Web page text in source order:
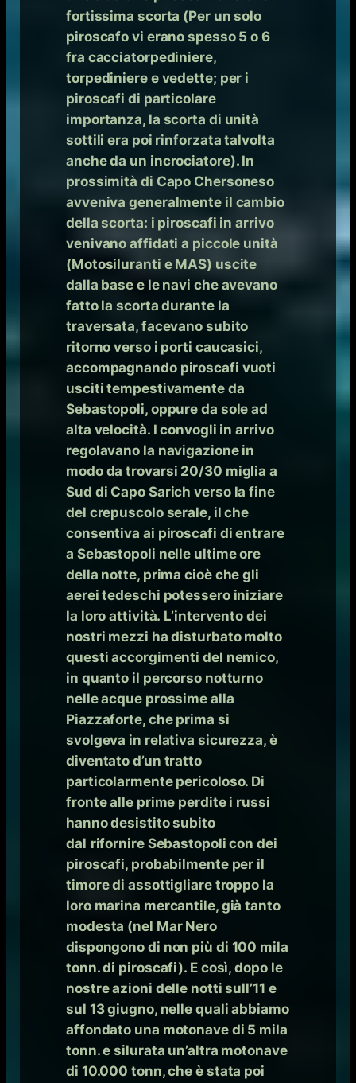
fortissima scorta (Per un solo
piroscafo vi erano spesso 5 o 6
fra cacciatorpediniere,
torpediniere e vedette; per i
piroscafi di particolare
importanza, la scorta di unità
sottili era poi rinforzata talvolta
anche da un incrociatore). In
prossimità di Capo Chersoneso
avveniva generalmente il cambio
della scorta: i piroscafi in arrivo
venivano affidati a piccole unità
(Motosiluranti e MAS) uscite
dalla base e le navi che avevano
fatto la scorta durante la
traversata, facevano subito
ritorno verso i porti caucasici,
accompagnando piroscafi vuoti
usciti tempestivamente da
Sebastopoli, oppure da sole ad
alta velocità. I convogli in arrivo
regolavano la navigazione in
modo da trovarsi 20/30 miglia a
Sud di Capo Sarich verso la fine
del crepuscolo serale, il che
consentiva ai piroscafi di entrare
a Sebastopoli nelle ultime ore
della notte, prima cioè che gli
aerei tedeschi potessero iniziare
la loro attività. L’intervento dei
nostri mezzi ha disturbato molto
questi accorgimenti del nemico,
in quanto il percorso notturno
nelle acque prossime alla
Piazzaforte, che prima si
svolgeva in relativa sicurezza, è
diventato d’un tratto
particolarmente pericoloso. Di
fronte alle prime perdite i russi
hanno desistito subito
dal rifornire Sebastopoli con dei
piroscafi, probabilmente per il
timore di assottigliare troppo la
loro marina mercantile, già tanto
modesta (nel Mar Nero
dispongono di non più di 100 mila
tonn. di piroscafi). E così, dopo le
nostre azioni delle notti sull’11 e
sul 13 giugno, nelle quali abbiamo
affondato una motonave di 5 mila
tonn. e silurata un’altra motonave
di 10.000 tonn, che è stata poi